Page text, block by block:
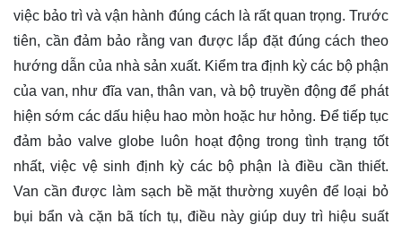
việc bảo trì và vận hành đúng cách là rất quan trọng. Trước
tiên, cần đảm bảo rằng van được lắp đặt đúng cách theo
hướng dẫn của nhà sản xuất. Kiểm tra định kỳ các bộ phận
của van, như đĩa van, thân van, và bộ truyền động để phát
hiện sớm các dấu hiệu hao mòn hoặc hư hỏng. Để tiếp tục
đảm bảo valve globe luôn hoạt động trong tình trạng tốt
nhất, việc vệ sinh định kỳ các bộ phận là điều cần thiết.
Van cần được làm sạch bề mặt thường xuyên để loại bỏ
bụi bẩn và cặn bã tích tụ, điều này giúp duy trì hiệu suất